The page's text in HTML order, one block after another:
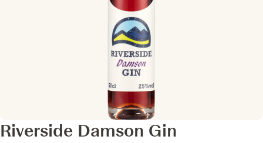
Riverside Damson Gin